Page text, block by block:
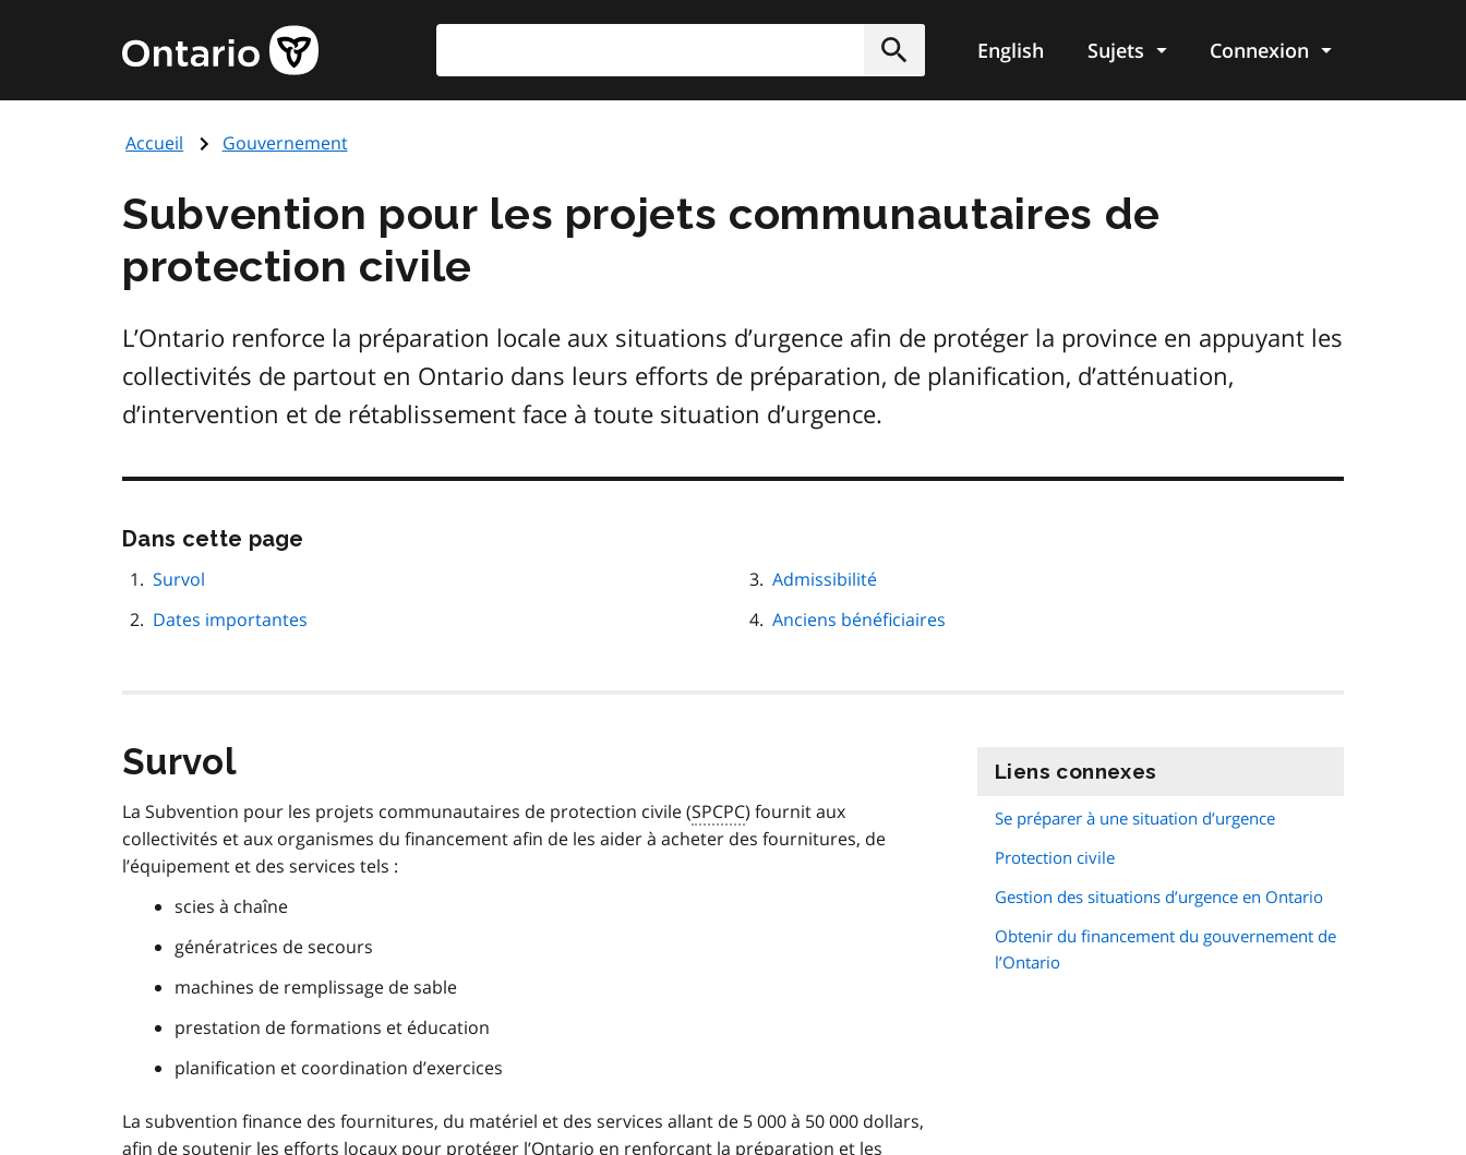
principal
Page
d'accueil
de
Soumettre
English Sujets Connexion
Accueil Gouvernement
Subvention pour les projets communautaires de
protection civile
L’Ontario renforce la préparation locale aux situations d’urgence afin de protéger la province en appuyant les
collectivités de partout en Ontario dans leurs efforts de préparation, de planification, d’atténuation,
d’intervention et de rétablissement face à toute situation d’urgence.
Dans cette page
Survol
Dates importantes
Admissibilité
Anciens bénéficiaires
Survol
La Subvention pour les projets communautaires de protection civile (SPCPC) fournit aux
collectivités et aux organismes du financement afin de les aider à acheter des fournitures, de
l’équipement et des services tels :
scies à chaîne
génératrices de secours
machines de remplissage de sable
prestation de formations et éducation
planification et coordination d’exercices
La subvention finance des fournitures, du matériel et des services allant de 5 000 à 50 000 dollars,
afin de soutenir les efforts locaux pour protéger l’Ontario en renforçant la préparation et les
Liens connexes
Se préparer à une situation d’urgence
Protection civile
Gestion des situations d’urgence en Ontario
Obtenir du financement du gouvernement de
l’Ontario